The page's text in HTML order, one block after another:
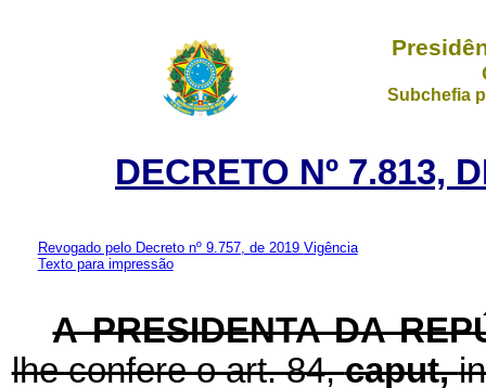
Subchefia
DECRETO Nº 7.813,
Revogado pelo Decreto nº 9.757, de 2019 Vigência
Texto para impressão
A PRESIDENTA DA
lhe confere o art. 84,caput,